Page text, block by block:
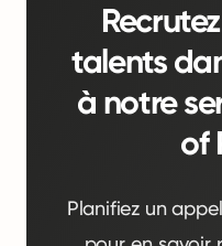
talents
à notre
of
Planifiez un